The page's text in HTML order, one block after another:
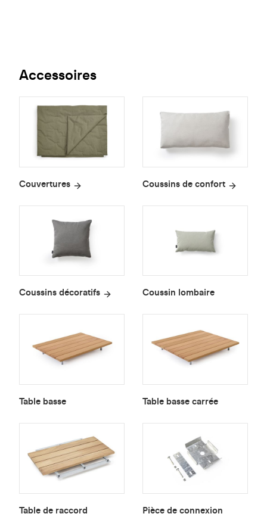
Accessoires
Couvertures Coussins de confort
Coussins décoratifs Coussin lombaire
Table basse Table basse carrée
Table de raccord Pièce de connexion